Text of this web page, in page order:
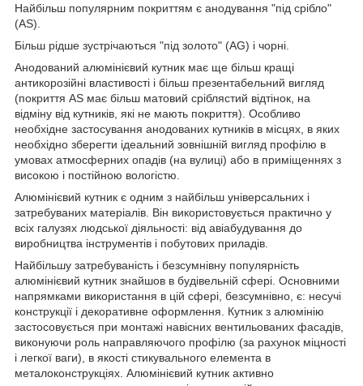
Найбільш популярним покриттям є анодування "під срібло"
(AS).
Більш рідше зустрічаються "під золото" (AG) і чорні.
Анодований алюмінієвий кутник має ще більш кращі
антикорозійні властивості і більш презентабельний вигляд
(покриття AS має більш матовий сріблястий відтінок, на
відміну від кутників, які не мають покриття). Особливо
необхідне застосування анодованих кутників в місцях, в яких
необхідно зберегти ідеальний зовнішній вигляд профілю в
умовах атмосферних опадів (на вулиці) або в приміщеннях з
високою і постійною вологістю.
Алюмінієвий кутник є одним з найбільш універсальних і
затребуваних матеріалів. Він використовується практично у
всіх галузях людської діяльності: від авіабудування до
виробництва інструментів і побутових приладів.
Найбільшу затребуваність і безсумнівну популярність
алюмінієвий кутник знайшов в будівельній сфері. Основними
напрямками використання в цій сфері, безсумнівно, є: несучі
конструкції і декоративне оформлення. Кутник з алюмінію
застосовується при монтажі навісних вентильованих фасадів,
виконуючи роль направляючого профілю (за рахунок міцності
і легкої ваги), в якості стикувального елемента в
металоконструкціях. Алюмінієвий кутник активно